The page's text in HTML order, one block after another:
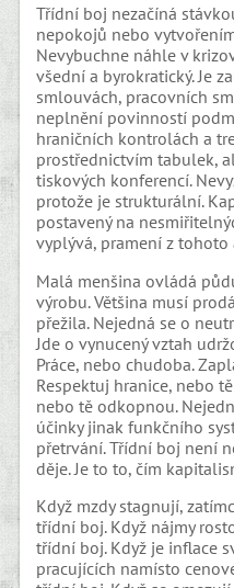
Třídní boj nezačíná
nepokojů nebo
Nevybuchne náhle v
všední a byrokratický. Je
smlouvách, pracovních
neplnění povinností
hraničních kontrolách a
prostřednictvím tabulek,
tiskových konferencí.
protože je strukturální.
postavený na
vyplývá, pramení z
Malá menšina ovládá
výrobu. Většina musí
přežila. Nejedná se o
Jde o vynucený vztah
Práce, nebo chudoba.
Respektuj hranice, nebo
nebo tě odkopnou.
účinky jinak funkčního
přetrvání. Třídní boj není
děje. Je to to, čím
Když mzdy stagnují,
třídní boj. Když nájmy
třídní boj. Když je inflace
pracujících namísto